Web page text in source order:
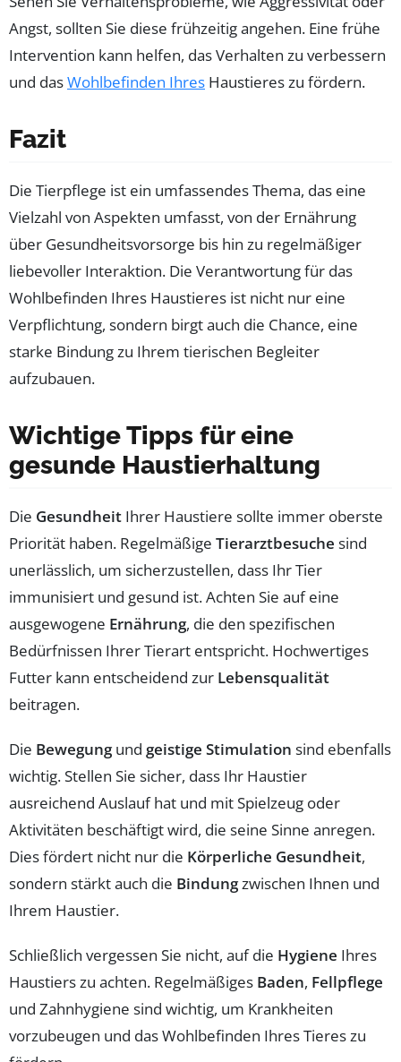
Angst, sollten Sie diese frühzeitig angehen. Eine frühe
Intervention kann helfen, das Verhalten zu verbessern
und dasWohlbefinden Ihres Haustieres zu fördern.
Fazit
Die Tierpflege ist ein umfassendes Thema, das eine
Vielzahl von Aspekten umfasst, von der Ernährung
über Gesundheitsvorsorge bis hin zu regelmäßiger
liebevoller Interaktion. Die Verantwortung für das
Wohlbefinden Ihres Haustieres ist nicht nur eine
Verpflichtung, sondern birgt auch die Chance, eine
starke Bindung zu Ihrem tierischen Begleiter
aufzubauen.
Wichtige Tipps für eine
gesunde Haustierhaltung
Die Gesundheit Ihrer Haustiere sollte immer oberste
Priorität haben. Regelmäßige Tierarztbesuche sind
unerlässlich, um sicherzustellen, dass Ihr Tier
immunisiert und gesund ist. Achten Sie auf eine
ausgewogene Ernährung, die den spezifischen
Bedürfnissen Ihrer Tierart entspricht. Hochwertiges
Futter kann entscheidend zur Lebensqualität
beitragen.
Die Bewegungund geistige Stimulation sind ebenfalls
wichtig. Stellen Sie sicher, dass Ihr Haustier
ausreichend Auslauf hat und mit Spielzeug oder
Aktivitäten beschäftigt wird, die seine Sinne anregen.
Dies fördert nicht nur die Körperliche Gesundheit,
sondern stärkt auch die Bindungzwischen Ihnen und
Ihrem Haustier.
Schließlich vergessen Sie nicht, auf die Hygiene Ihres
Haustiers zu achten. Regelmäßiges Baden, Fellpflege
und Zahnhygiene sind wichtig, um Krankheiten
vorzubeugen und das Wohlbefinden Ihres Tieres zu